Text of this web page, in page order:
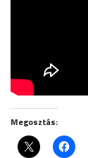
Megosztás: